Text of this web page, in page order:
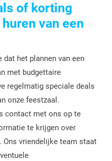
of korting
van een
dat het plannen van een
met budgettaire
regelmatig speciale deals
onze feestzaal.
contact met ons op te
te krijgen over
Ons vriendelijke team staat